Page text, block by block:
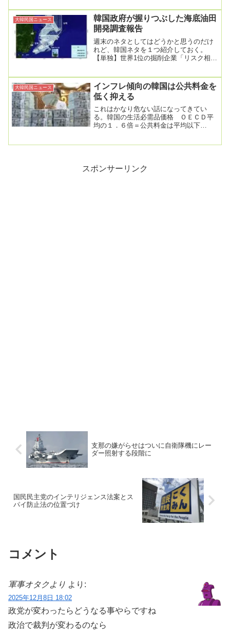
大韓民国ニュース
韓国政府が握りつぶした海底油田
開発調査報告
週末のネタとしてはどうかと思うのだけ
れど、韓国ネタを１つ紹介しておく。
【単独】世界1位の掘削企業「リスク相
大韓民国ニュース
インフレ傾向の韓国は公共料金を
低く抑える
これはかなり危ない話になってきてい
る。韓国の生活必需品価格 ＯＥＣＤ平
均の１．６倍＝公共料金は平均以下
スポンサーリンク
支那の嫌がらせはついに自衛隊機にレー
ダー照射する段階に
国民民主党のインテリジェンス法案とス
パイ防止法の位置づけ
コメント
軍事オタクより より:
2025年12月8日 18:02
政党が変わったらどうなる事やらですね
政治で裁判が変わるのなら